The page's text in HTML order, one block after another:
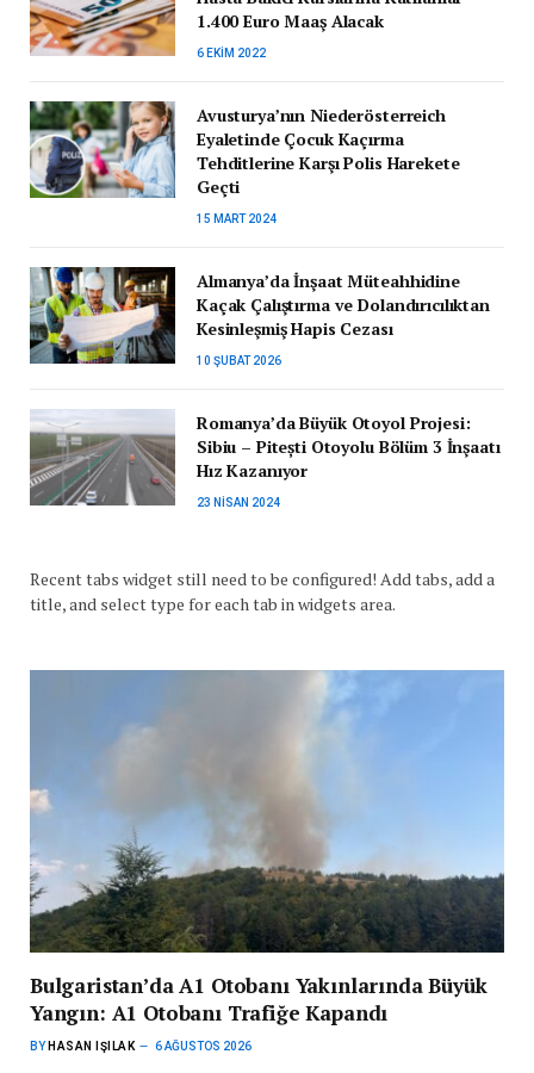
1.400 Euro Maaş Alacak
6 EKIM 2022
Avusturya’nın Niederösterreich
Eyaletinde Çocuk Kaçırma
Tehditlerine Karşı Polis Harekete
Geçti
15 MART 2024
Almanya’da İnşaat Müteahhidine
Kaçak Çalıştırma ve Dolandırıcılıktan
Kesinleşmiş Hapis Cezası
10 ŞUBAT 2026
Romanya’da Büyük Otoyol Projesi:
Sibiu – Pitești Otoyolu Bölüm 3 İnşaatı
Hız Kazanıyor
23 NISAN 2024
Recent tabs widget still need to be configured! Add tabs, add a
title, and select type for each tab in widgets area.
Bulgaristan’da A1 Otobanı Yakınlarında Büyük
Yangın: A1 Otobanı Trafiğe Kapandı
BY HASAN IŞILAK 6 AĞUSTOS 2026